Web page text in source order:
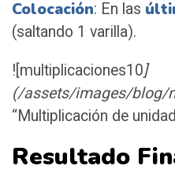
Colocación: En las
(saltando 1 varilla).
![multiplicaciones10]
(/assets/images/blog/
“Multiplicación de
Resultado